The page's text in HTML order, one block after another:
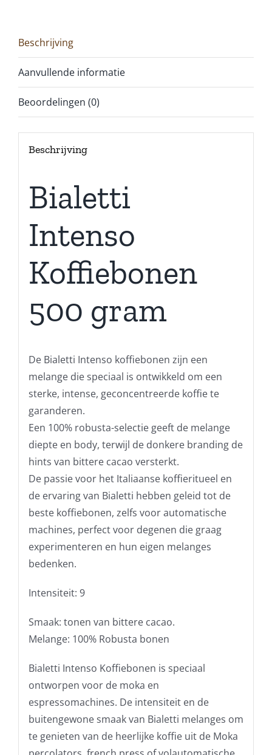
Beschrijving
Aanvullende informatie
Beoordelingen (0)
Beschrijving
Bialetti
Intenso
Koffiebonen
500 gram
De Bialetti Intenso koffiebonen zijn een
melange die speciaal is ontwikkeld om een ​​
sterke, intense, geconcentreerde koffie te
garanderen.
Een 100% robusta-selectie geeft de melange
diepte en body, terwijl de donkere branding de
hints van bittere cacao versterkt.
De passie voor het Italiaanse koffieritueel en
de ervaring van Bialetti hebben geleid tot de
beste koffiebonen, zelfs voor automatische
machines, perfect voor degenen die graag
experimenteren en hun eigen melanges
bedenken.
Intensiteit: 9
Smaak: tonen van bittere cacao.
Melange: 100% Robusta bonen
Bialetti Intenso Koffiebonen is speciaal
ontworpen voor de moka en
espressomachines. De intensiteit en de
buitengewone smaak van Bialetti melanges om
te genieten van de heerlijke koffie uit de Moka